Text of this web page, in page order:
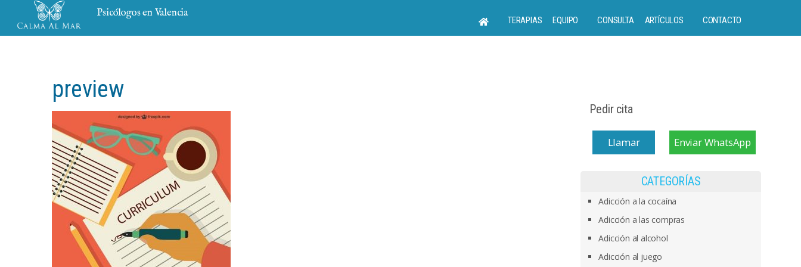
Psicólogos en Valencia
TERAPIAS EQUIPO CONSULTA ARTÍCULOS CONTACTO
preview
Pedir cita
Llamar Enviar WhatsApp
CATEGORÍAS
Adicción a la cocaína
Adicción a las compras
Adicción al alcohol
Adicción al juego